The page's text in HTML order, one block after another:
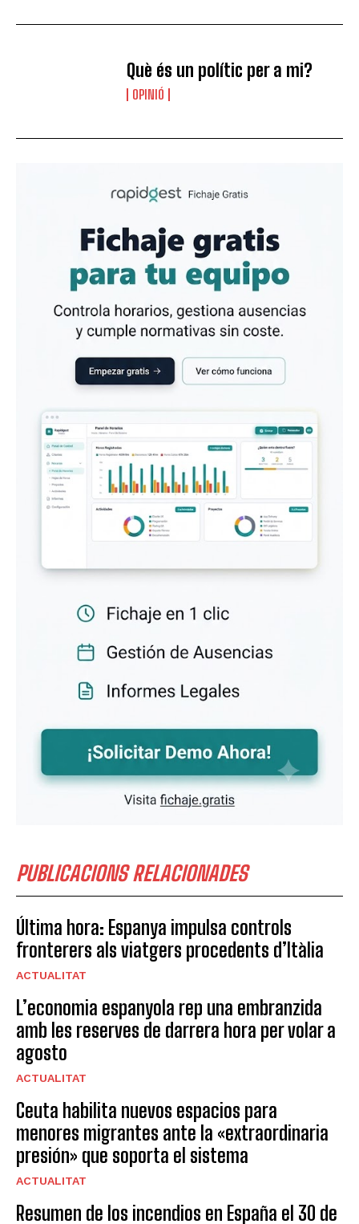
Què és un polític per a mi?
OPINIÓ
PUBLICACIONS RELACIONADES
Última hora: Espanya impulsa controls
fronterers als viatgers procedents d’Itàlia
ACTUALITAT
L’economia espanyola rep una embranzida
amb les reserves de darrera hora per volar a
agosto
ACTUALITAT
Ceuta habilita nuevos espacios para
menores migrantes ante la «extraordinaria
presión» que soporta el sistema
ACTUALITAT
Resumen de los incendios en España el 30 de